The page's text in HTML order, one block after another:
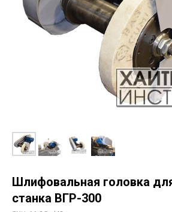
Шлифовальная головка
станка ВГР-300